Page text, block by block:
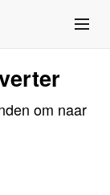
om naar